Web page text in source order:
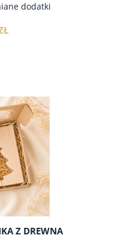
dodatki
Z DREWNA